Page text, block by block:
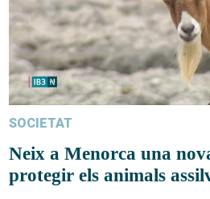
SOCIETAT
Neix a Menorca una
protegir els animals